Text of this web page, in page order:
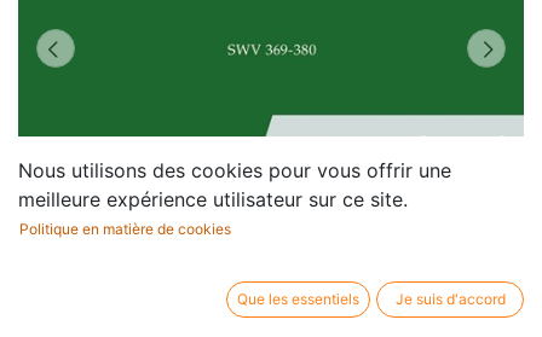
Nous utilisons des cookies pour vous offrir une
meilleure expérience utilisateur sur ce site.
Politique en matière de cookies
Que les essentiels Je suis d'accord